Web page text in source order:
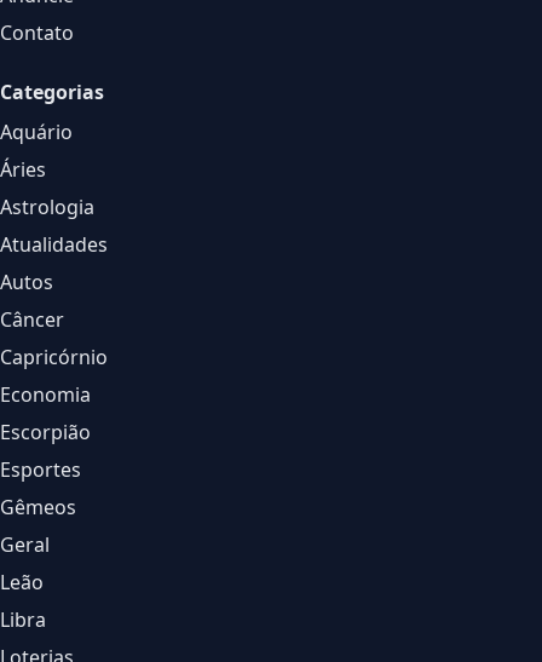
Contato
Categorias
Aquário
Áries
Astrologia
Atualidades
Autos
Câncer
Capricórnio
Economia
Escorpião
Esportes
Gêmeos
Geral
Leão
Libra